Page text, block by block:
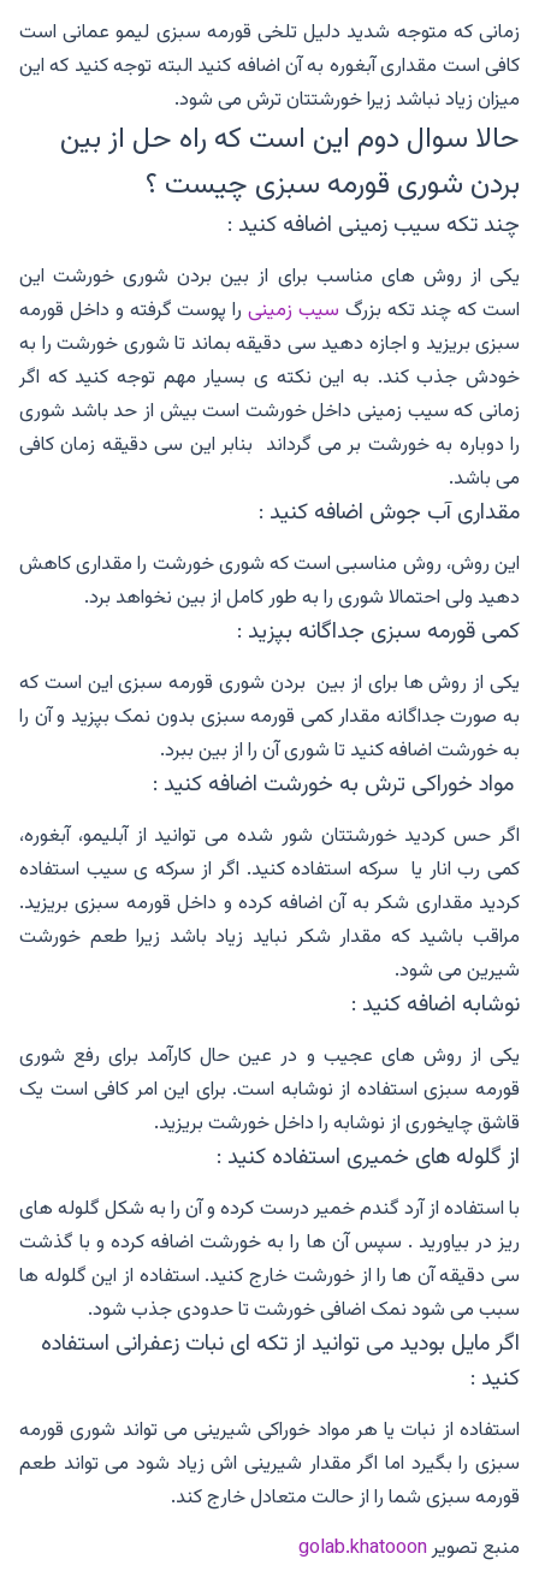
زمانی که متوجه شدید دلیل تلخی قورمه سبزی لیمو عمانی است
کافی است مقداری آبغوره به آن اضافه کنید البته توجه کنید که این
میزان زیاد نباشد زیرا خورشتتان ترش می شود.
حالا سوال دوم این است که راه حل از بین
بردن شوری قورمه سبزی چیست ؟
چند تکه سیب زمینی اضافه کنید :
یکی از روش های مناسب برای از بین بردن شوری خورشت این
است که چند تکه بزرگ‌ سیب زمینی را پوست گرفته و داخل قورمه
سبزی بریزید و اجازه دهید سی دقیقه بماند تا شوری خورشت را به
خودش جذب کند. به این نکته ی بسیار مهم توجه کنید که اگر
زمانی که سیب زمینی داخل خورشت است بیش از حد باشد شوری
را دوباره به خورشت بر می گرداند بنابر این سی دقیقه زمان کافی
می باشد.
مقداری آب جوش اضافه کنید :
این روش، روش مناسبی است که شوری خورشت را مقداری کاهش
دهید ولی احتمالا شوری را به طور کامل از بین نخواهد برد.
کمی قورمه سبزی جداگانه بپزید :
یکی از روش ها برای از بین بردن شوری قورمه سبزی این است که
به صورت جداگانه مقدار کمی قورمه سبزی بدون‌ نمک بپزید و آن را
به خورشت اضافه کنید تا شوری آن را از بین ببرد.
مواد خوراکی ترش به خورشت اضافه کنید :
اگر حس کردید خورشتتان شور شده می توانید از آبلیمو، آبغوره،
کمی رب انار یا سرکه استفاده کنید. اگر از سرکه ی سیب استفاده
کردید مقداری شکر به آن اضافه کرده و داخل قورمه سبزی بریزید.
مراقب باشید که مقدار شکر نباید زیاد باشد زیرا طعم خورشت
شیرین می شود.
نوشابه اضافه کنید :
یکی از روش های عجیب و در عین حال کارآمد برای رفع شوری
قورمه سبزی استفاده از نوشابه است. برای این امر کافی است یک
قاشق چایخوری از نوشابه را داخل خورشت بریزید.
از گلوله های خمیری استفاده کنید :
با استفاده از آرد گندم خمیر درست کرده و آن را به شکل گلوله های
ریز در بیاورید . سپس آن ها را به خورشت اضافه کرده و با گذشت
سی دقیقه آن ها را از خورشت خارج کنید. استفاده از این گلوله ها
سبب می شود نمک اضافی خورشت تا حدودی جذب شود.
اگر مایل بودید می توانید از تکه ای نبات زعفرانی استفاده
کنید :
استفاده از نبات یا هر مواد خوراکی شیرینی می تواند شوری قورمه
سبزی را بگیرد اما اگر مقدار شیرینی اش زیاد شود می تواند طعم
قورمه سبزی شما را از حالت متعادل خارج کند.
منبع تصویرgolab.khatooon